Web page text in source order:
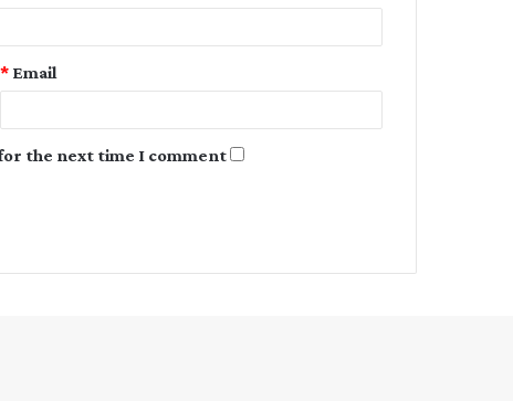
Email
*
the next time I comment.